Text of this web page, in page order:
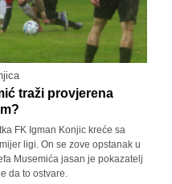
traži provjerena
FK Igman Konjic kreće sa
ligi. On se zove opstanak u
Musemića jasan je pokazatelj
da to ostvare.